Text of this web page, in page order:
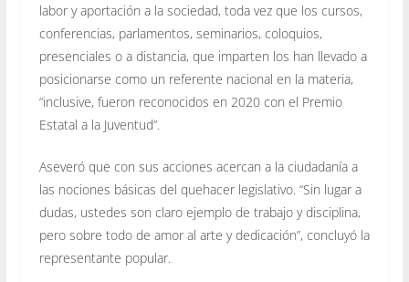
labor y aportación a la sociedad, toda vez que los cursos,
conferencias, parlamentos, seminarios, coloquios,
presenciales o a distancia, que imparten los han llevado a
posicionarse como un referente nacional en la materia,
“inclusive, fueron reconocidos en 2020 con el Premio
Estatal a la Juventud”.
Aseveró que con sus acciones acercan a la ciudadanía a
las nociones básicas del quehacer legislativo. “Sin lugar a
dudas, ustedes son claro ejemplo de trabajo y disciplina,
pero sobre todo de amor al arte y dedicación”, concluyó la
representante popular.